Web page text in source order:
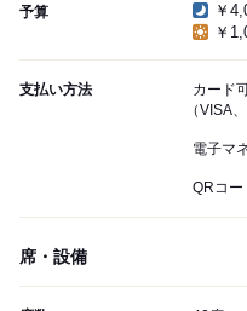
予算
￥
￥
支払い方法
カード
（VISA
電子マ
QRコー
席・設備